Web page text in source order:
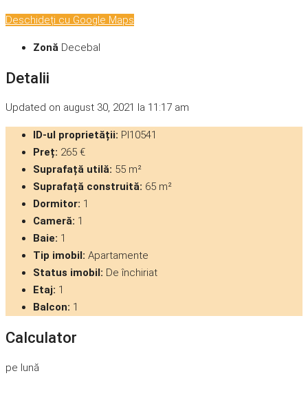
Deschideți cu Google Maps
Zonă Decebal
Detalii
Updated on august 30, 2021 la 11:17 am
ID-ul proprietății: PI10541
Preț: 265 €
Suprafață utilă: 55 m²
Suprafață construită: 65 m²
Dormitor: 1
Cameră: 1
Baie: 1
Tip imobil: Apartamente
Status imobil: De închiriat
Etaj: 1
Balcon: 1
Calculator
pe lună